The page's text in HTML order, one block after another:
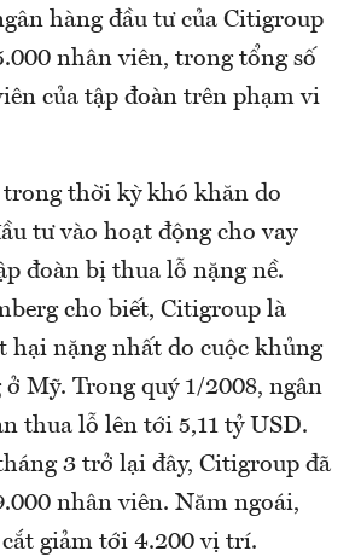
hàng đầu tư của Citigroup
nhân viên, trong tổng số
của tập đoàn trên phạm vi
thời kỳ khó khăn do
tư vào hoạt động cho vay
đoàn bị thua lỗ nặng nề.
cho biết, Citigroup là
hại nặng nhất do cuộc khủng
Mỹ. Trong quý 1/2008, ngân
thua lỗ lên tới 5,11 tỷ USD.
3 trở lại đây, Citigroup đã
nhân viên. Năm ngoái,
giảm tới 4.200 vị trí.